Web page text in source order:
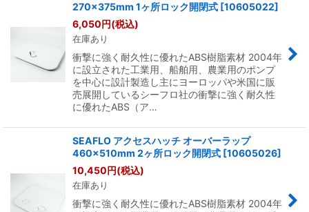
270×375mm 1ヶ所ロック開閉式 [10605022]
6,050円(税込)
在庫あり
衝撃に強く耐久性に優れたABS樹脂素材 2004年
に設立された工業用、船舶用、農業用のポンプ
を中心に設計製造し主にヨーロッパや米国に販
売展開しているシーフロ社の衝撃に強く耐久性
に優れたABS（ア…
SEAFLO アクセスハッチ オーバーラップ
460×510mm 2ヶ所ロック開閉式 [10605026]
10,450円(税込)
在庫あり
衝撃に強く耐久性に優れたABS樹脂素材 2004年